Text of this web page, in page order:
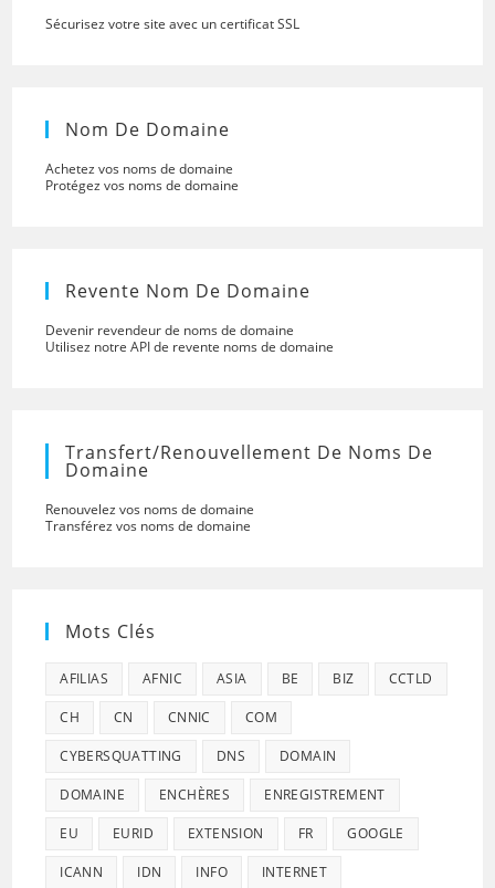
Sécurisez votre site avec un certificat SSL
Nom De Domaine
Achetez vos noms de domaine
Protégez vos noms de domaine
Revente Nom De Domaine
Devenir revendeur de noms de domaine
Utilisez notre API de revente noms de domaine
Transfert/renouvellement De Noms De
Domaine
Renouvelez vos noms de domaine
Transférez vos noms de domaine
Mots Clés
AFILIAS AFNIC ASIA BE BIZ CCTLD
CH CN CNNIC COM
CYBERSQUATTING DNS DOMAIN
DOMAINE ENCHÈRES ENREGISTREMENT
EU EURID EXTENSION FR GOOGLE
ICANN IDN INFO INTERNET